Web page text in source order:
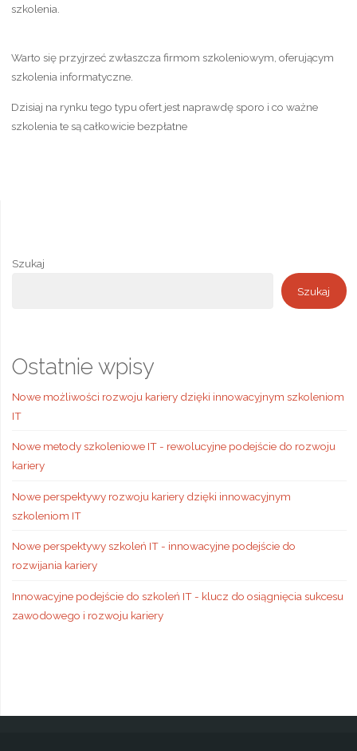
szkolenia.
Warto się przyjrzeć zwłaszcza firmom szkoleniowym, oferującym
szkolenia informatyczne.
Dzisiaj na rynku tego typu ofert jest naprawdę sporo i co ważne
szkolenia te są całkowicie bezpłatne
Szukaj
Szukaj
Ostatnie wpisy
Nowe możliwości rozwoju kariery dzięki innowacyjnym szkoleniom
IT
Nowe metody szkoleniowe IT - rewolucyjne podejście do rozwoju
kariery
Nowe perspektywy rozwoju kariery dzięki innowacyjnym
szkoleniom IT
Nowe perspektywy szkoleń IT - innowacyjne podejście do
rozwijania kariery
Innowacyjne podejście do szkoleń IT - klucz do osiągnięcia sukcesu
zawodowego i rozwoju kariery